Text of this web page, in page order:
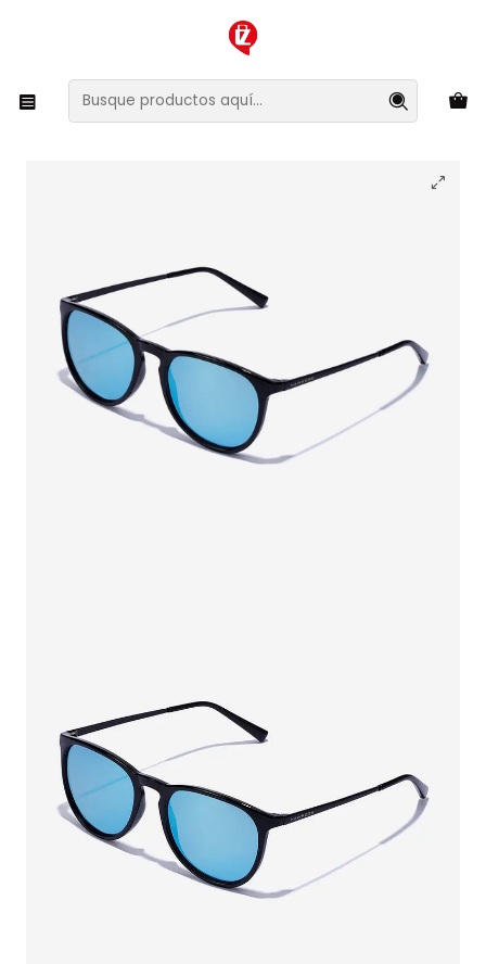
XMAS SALE ¡Compra antes de que la oferta termine!
Lentes y Accesorios Lentes de Sol
Lentes de Sol Polarizado Hawkers Ollie HOLL22BLTP